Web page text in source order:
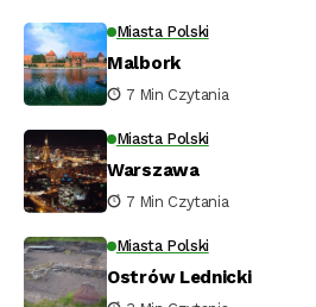
Miasta Polski
Malbork
7 Min Czytania
Miasta Polski
Warszawa
7 Min Czytania
Miasta Polski
Ostrów Lednicki